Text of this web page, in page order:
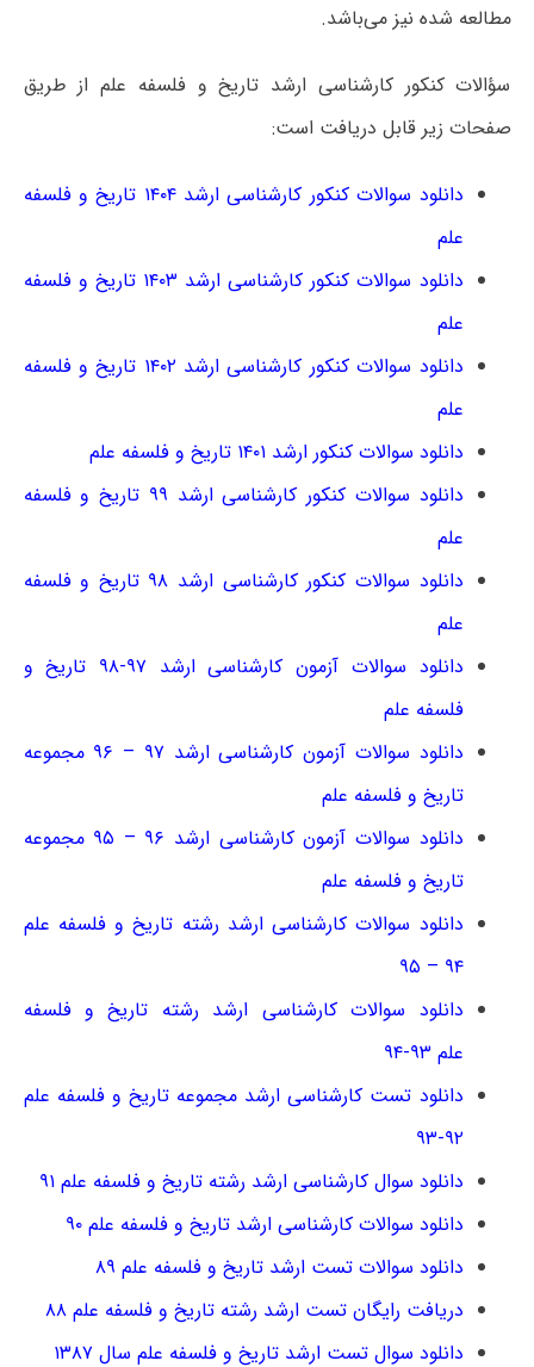
مطالعه‌ شده نیز می‌باشد.
سؤالات کنکور کارشناسی ارشد تاریخ و فلسفه علم از طریق
صفحات زیر قابل دریافت است:
دانلود سوالات کنکور کارشناسی ارشد ۱۴۰۴ تاریخ و فلسفه
علم
دانلود سوالات کنکور کارشناسی ارشد ۱۴۰۳ تاریخ و فلسفه
علم
دانلود سوالات کنکور کارشناسی ارشد ۱۴۰۲ تاریخ و فلسفه
علم
دانلود سوالات کنکور ارشد ۱۴۰۱ تاریخ و فلسفه علم
دانلود سوالات کنکور کارشناسی ارشد ۹۹ تاریخ و فلسفه
علم
دانلود سوالات کنکور کارشناسی ارشد ۹۸ تاریخ و فلسفه
علم
دانلود سوالات آزمون کارشناسی ارشد ۹۷-۹۸ تاریخ و
فلسفه علم
دانلود سوالات آزمون کارشناسی ارشد ۹۷ – ۹۶ مجموعه
تاریخ و فلسفه علم
دانلود سوالات آزمون کارشناسی ارشد ۹۶ – ۹۵ مجموعه
تاریخ و فلسفه علم
دانلود سوالات کارشناسی ارشد رشته تاریخ و فلسفه علم
۹۴ – ۹۵
دانلود سوالات کارشناسی ارشد رشته تاریخ و فلسفه
علم ۹۳-۹۴
دانلود تست کارشناسی ارشد مجموعه تاریخ و فلسفه علم
۹۲-۹۳
دانلود سوال کارشناسی ارشد رشته تاریخ و فلسفه علم ۹۱
دانلود سوالات کارشناسی ارشد تاریخ و فلسفه علم ۹۰
دانلود سوالات تست ارشد تاریخ و فلسفه علم ۸۹
دریافت رایگان تست ارشد رشته تاریخ و فلسفه علم ۸۸
دانلود سوال تست ارشد تاریخ و فلسفه علم سال ۱۳۸۷